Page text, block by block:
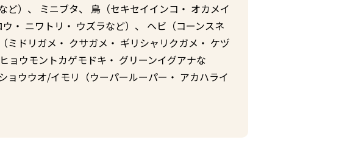
）、 ミニブタ、 鳥（セキセイインコ・ オカメイ
・ ニワトリ・ ウズラなど）、 ヘビ（コーンスネ
ミドリガメ・ クサガメ・ ギリシャリクガメ・ ケヅ
ョウモントカゲモドキ・ グリーンイグアナな
ョウウオ/イモリ（ウーパールーパー・ アカハライ